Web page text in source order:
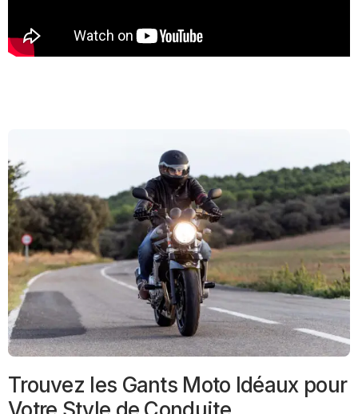
Trouvez les Gants Moto Idéaux pour